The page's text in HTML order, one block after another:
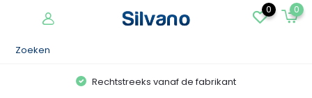
0 0
Rechtstreeks vanaf de fabrikant